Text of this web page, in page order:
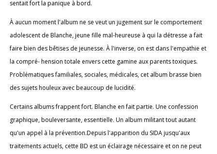
sentait fort la panique à bord.
À aucun moment l'album ne se veut un jugement sur le comportement
adolescent de Blanche, jeune fille mal-heureuse à qui la détresse a fait
faire bien des bêtises de jeunesse. À l'inverse, on est dans l'empathie et
la compré- hension totale envers cette gamine aux parents toxiques.
Problématiques familiales, sociales, médicales, cet album brasse bien
des sujets houleux avec beaucoup de lucidité.
Certains albums frappent fort. Blanche en fait partie. Une confession
graphique, bouleversante, essentielle. Un album militant tout autant
qu'un appel à la prévention.Depuis l'apparition du SIDA jusqu'aux
traitements actuels, cette BD est un éclairage nécessaire et on ne peut